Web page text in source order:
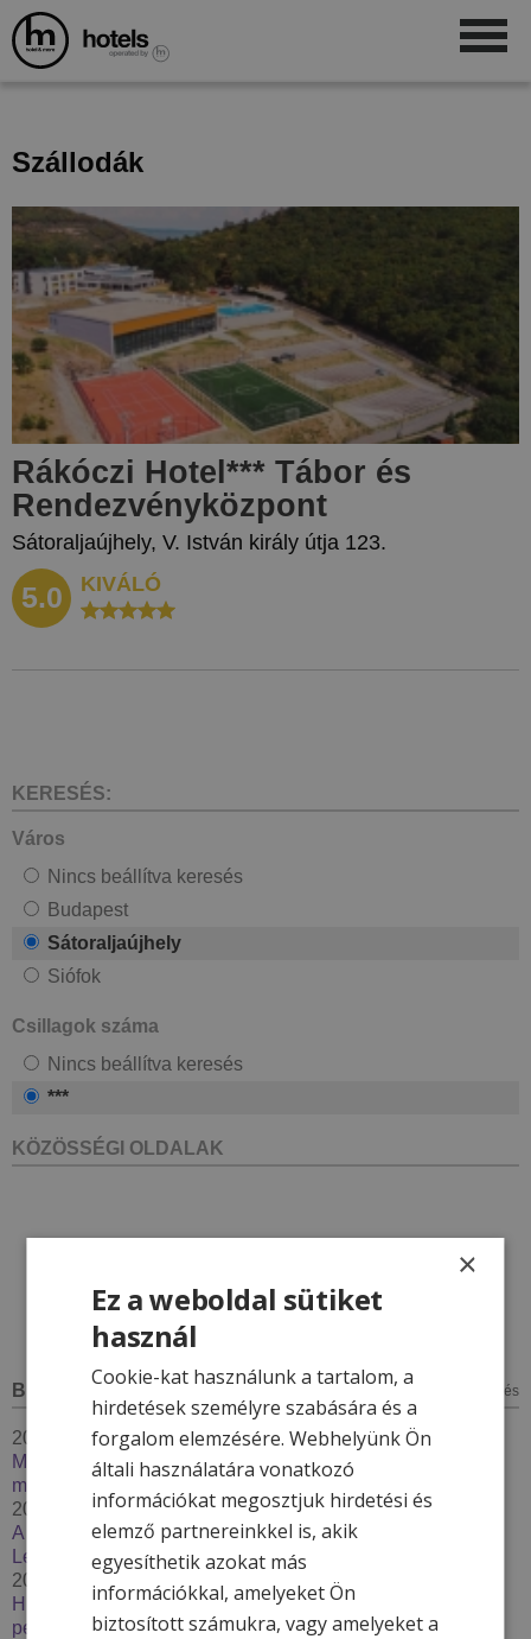
Szállodák
Rákóczi Hotel *** Tábor és
Rendezvényközpont
Sátoraljaújhely, V. István király útja 123.
5.0 KIVÁLÓ
KERESÉS:
Város
Nincs beállítva keresés
Budapest
Sátoraljaújhely
Siófok
Csillagok száma
Nincs beállítva keresés
***
KÖZÖSSÉGI OLDALAK
BLOG minden bejegyzés
2026. január 7.
Megújul a Hotel & More törzsvendégprogram – 2026-ban
még többet adunk hűséges vendégeinknek
2025. december 4.
A kinti-benti medence karbantartás - Thermal Resort
Lendava***
2025. december 2.
Húzzon korit, pattanjon szánkóra – Élje át a tél minden
percét a Hotel & More szállodákkal
×
Ez a weboldal sütiket
használ
Cookie-kat használunk a tartalom, a
hirdetések személyre szabására és a
forgalom elemzésére. Webhelyünk Ön
általi használatára vonatkozó
információkat megosztjuk hirdetési és
elemző partnereinkkel is, akik
egyesíthetik azokat más
információkkal, amelyeket Ön
biztosított számukra, vagy amelyeket a